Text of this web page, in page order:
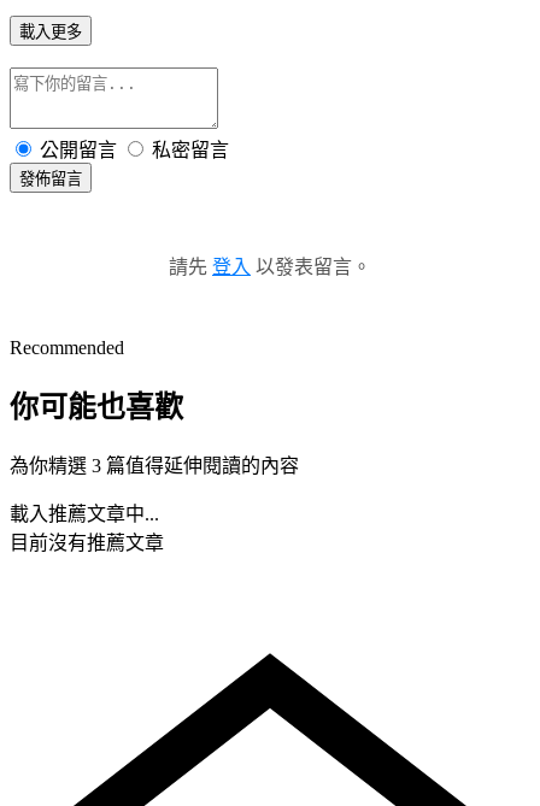
載入更多
公開留言 私密留言
發佈留言
請先 登入 以發表留言。
Recommended
你可能也喜歡
為你精選 3 篇值得延伸閱讀的內容
載入推薦文章中...
目前沒有推薦文章